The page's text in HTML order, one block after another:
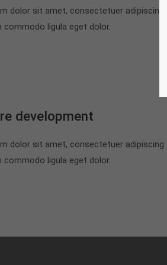
dolor sit amet, consectetuer adipiscing
commodo ligula eget dolor.
development
dolor sit amet, consectetuer adipiscing
commodo ligula eget dolor.